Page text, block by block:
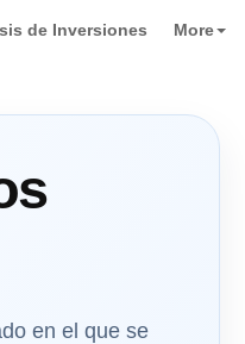
de Inversiones More
en el que se